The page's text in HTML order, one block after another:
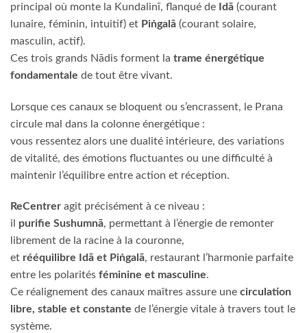
principal où monte la Kundalinī, flanqué de Idā (courant
lunaire, féminin, intuitif) et Piṅgalā (courant solaire,
masculin, actif).
Ces trois grands Nādis forment la trame énergétique
fondamentale de tout être vivant.
Lorsque ces canaux se bloquent ou s’encrassent, le Prana
circule mal dans la colonne énergétique :
vous ressentez alors une dualité intérieure, des variations
de vitalité, des émotions fluctuantes ou une difficulté à
maintenir l’équilibre entre action et réception.
ReCentrer agit précisément à ce niveau :
il purifie Sushumnā, permettant à l’énergie de remonter
librement de la racine à la couronne,
et rééquilibre Idā et Piṅgalā, restaurant l’harmonie parfaite
entre les polarités féminine et masculine.
Ce réalignement des canaux maîtres assure une circulation
libre, stable et constante de l’énergie vitale à travers tout le
système.